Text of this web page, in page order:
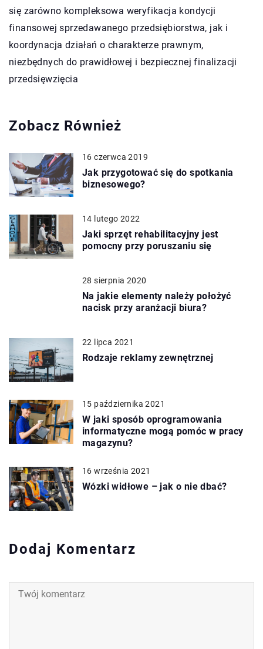
się zarówno kompleksowa weryfikacja kondycji
finansowej sprzedawanego przedsiębiorstwa, jak i
koordynacja działań o charakterze prawnym,
niezbędnych do prawidłowej i bezpiecznej finalizacji
przedsięwzięcia
Zobacz Również
16 czerwca 2019
Jak przygotować się do spotkania
biznesowego?
14 lutego 2022
Jaki sprzęt rehabilitacyjny jest
pomocny przy poruszaniu się
28 sierpnia 2020
Na jakie elementy należy położyć
nacisk przy aranżacji biura?
22 lipca 2021
Rodzaje reklamy zewnętrznej
15 października 2021
W jaki sposób oprogramowania
informatyczne mogą pomóc w pracy
magazynu?
16 września 2021
Wózki widłowe – jak o nie dbać?
Dodaj Komentarz